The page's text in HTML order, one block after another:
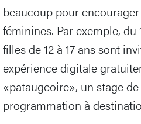
beaucoup pour
féminines. Par exemple, du
filles de 12 à 17 ans sont
expérience digitale
«pataugeoire», un stage
programmation à